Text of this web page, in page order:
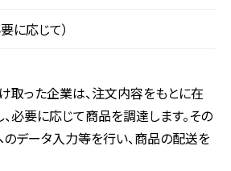
に応じて）
取った企業は、注文内容をもとに在
必要に応じて商品を調達します。その
のデータ入力等を行い、商品の配送を